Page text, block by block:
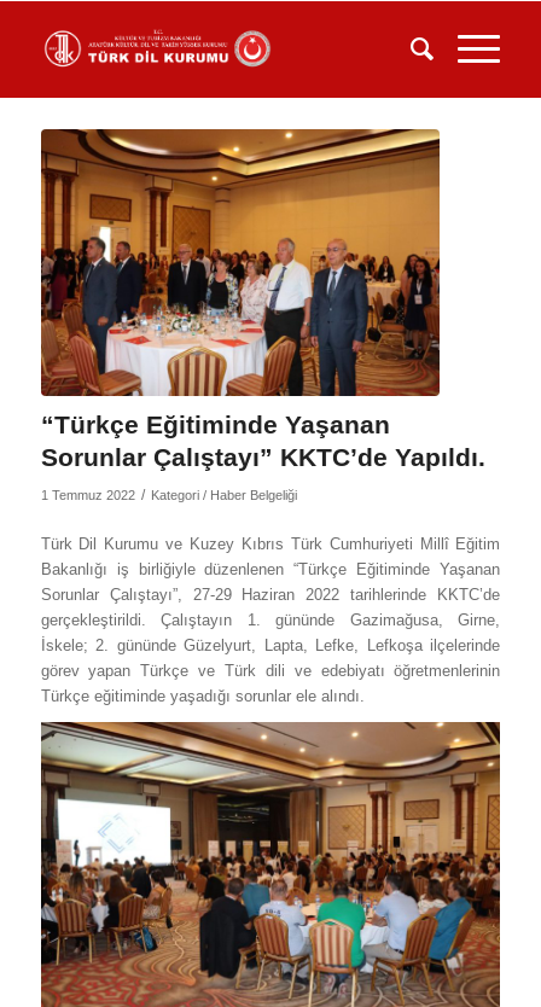
“Türkçe Eğitiminde Yaşanan
Sorunlar Çalıştayı” KKTC’de Yapıldı.
1 Temmuz 2022 / Kategori / Haber Belgeliği
Türk Dil Kurumu ve Kuzey Kıbrıs Türk Cumhuriyeti Millî Eğitim
Bakanlığı iş birliğiyle düzenlenen “Türkçe Eğitiminde Yaşanan
Sorunlar Çalıştayı”, 27-29 Haziran 2022 tarihlerinde KKTC’de
gerçekleştirildi. Çalıştayın 1. gününde Gazimağusa, Girne,
İskele; 2. gününde Güzelyurt, Lapta, Lefke, Lefkoşa ilçelerinde
görev yapan Türkçe ve Türk dili ve edebiyatı öğretmenlerinin
Türkçe eğitiminde yaşadığı sorunlar ele alındı.